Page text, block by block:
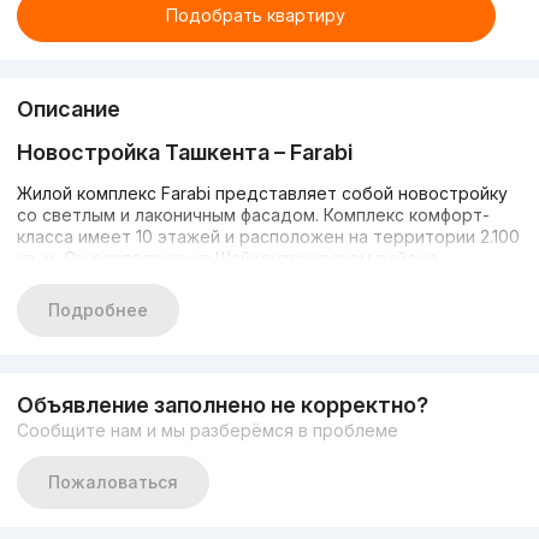
Подобрать квартиру
Описание
Новостройка Ташкента – Farabi
Жилой комплекс Farabi представляет собой новостройку
со светлым и лаконичным фасадом. Комплекс комфорт-
класса имеет 10 этажей и расположен на территории 2.100
кв. м. Он расположен в Шайхонтохурском районе.
В комплексе есть все необходимое для комфортной
раскинутая на крыше, лифт и обустроенный для прогулок
внутренний двор с превосходной детской площадкой.
Подробнее
Объявление заполнено не корректно?
Сообщите нам и мы разберёмся в проблеме
Пожаловаться